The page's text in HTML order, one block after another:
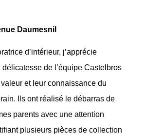
Daumesnil
d’intérieur, j’apprécie
de l’équipe Castelbros
et leur connaissance du
Ils ont réalisé le débarras de
parents avec une attention
plusieurs pièces de collection